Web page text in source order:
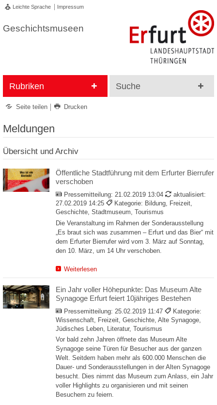
Leichte Sprache Impressum
Geschichtsmuseen
Rubriken Suche
Seite teilen Drucken
Meldungen
Übersicht und Archiv
Öffentliche Stadtführung mit dem Erfurter Bierrufer
verschoben
Pressemitteilung: 21.02.2019 13:04
aktualisiert:
27.02.2019 14:25
Kategorie: Bildung, Freizeit,
Geschichte, Stadtmuseum, Tourismus
Die Veranstaltung im Rahmen der Sonderausstellung
„Es braut sich was zusammen – Erfurt und das Bier“ mit
dem Erfurter Bierrufer wird vom 3. März auf Sonntag,
den 10. März, um 14 Uhr verschoben.
Weiterlesen
Ein Jahr voller Höhepunkte: Das Museum Alte
Synagoge Erfurt feiert 10jähriges Bestehen
Pressemitteilung: 25.02.2019 11:47
Kategorie:
Wissenschaft, Freizeit, Geschichte, Alte Synagoge,
Jüdisches Leben, Literatur, Tourismus
Vor bald zehn Jahren öffnete das Museum Alte
Synagoge seine Türen für Besucher aus der ganzen
Welt. Seitdem haben mehr als 600.000 Menschen die
Dauer- und Sonderausstellungen in der Alten Synagoge
besucht. Dies nimmt das Museum zum Anlass, ein Jahr
voller Highlights zu organisieren und mit seinen
Besuchern zu feiern.